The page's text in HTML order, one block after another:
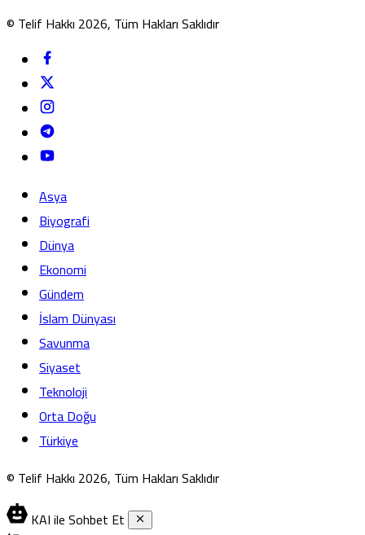
© Telif Hakkı 2026, Tüm Hakları Saklıdır
Asya
Biyografi
Dünya
Ekonomi
Gündem
İslam Dünyası
Savunma
Siyaset
Teknoloji
Orta Doğu
Türkiye
© Telif Hakkı 2026, Tüm Hakları Saklıdır
KAI ile Sohbet Et